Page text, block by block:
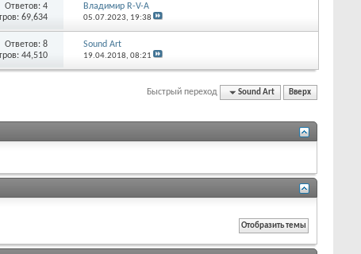
Ответов:4
69,634
Владимир R-V-A
05.07.2023, 19:38
Ответов:8
44,510
Sound Art
19.04.2018, 08:21
Быстрый переход Sound Art Вверх